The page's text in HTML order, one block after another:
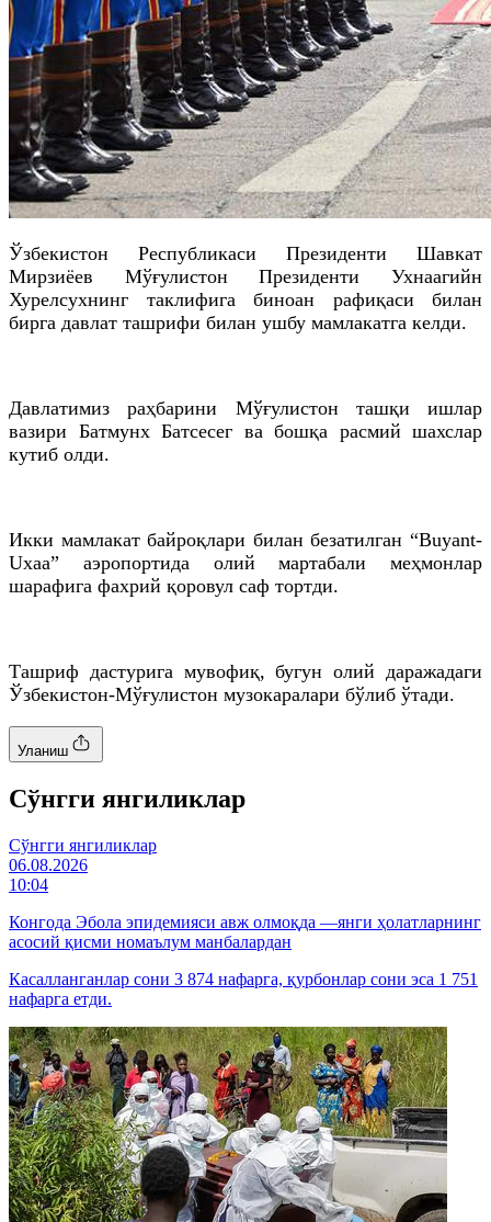
Ўзбекистон Республикаси Президенти Шавкат
Мирзиёев Мўғулистон Президенти Ухнаагийн
Хурелсухнинг таклифига биноан рафиқаси билан
бирга давлат ташрифи билан ушбу мамлакатга келди.
Давлатимиз раҳбарини Мўғулистон ташқи ишлар
вазири Батмунх Батсесег ва бошқа расмий шахслар
кутиб олди.
Икки мамлакат байроқлари билан безатилган “Buyant-
Uxaa” аэропортида олий мартабали меҳмонлар
шарафига фахрий қоровул саф тортди.
Ташриф дастурига мувофиқ, бугун олий даражадаги
Ўзбекистон-Мўғулистон музокаралари бўлиб ўтади.
Уланиш
Cўнгги янгиликлар
Cўнгги янгиликлар
06.08.2026
10:04
Конгода Эбола эпидемияси авж олмоқда —янги ҳолатларнинг
асосий қисми номаълум манбалардан
Касалланганлар сони 3 874 нафарга, қурбонлар сони эса 1 751
нафарга етди.